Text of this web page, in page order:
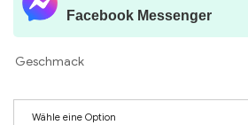
Facebook Messenger
Geschmack
Wähle eine Option